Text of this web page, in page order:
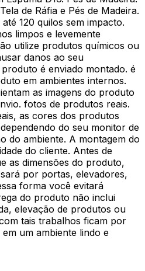
de Ráfia e Pés de Madeira.
120 quilos sem impacto.
limpos e levemente
utilize produtos químicos ou
danos ao seu
é enviado montado. é
em ambientes internos.
as imagens do produto
fotos de produtos reais.
as cores dos produtos
do seu monitor de
do ambiente. A montagem do
do cliente. Antes de
as dimensões do produto,
por portas, elevadores,
forma você evitará
do produto não inclui
elevação de produtos ou
tais trabalhos ficam por
um ambiente lindo e